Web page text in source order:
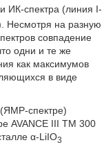
ИК-спектра (линия I-
Несмотря на разную
совпадение
одни и те же
как максимумов
в виде
спектре)
AVANCE III ТМ 300
α-LiIO3